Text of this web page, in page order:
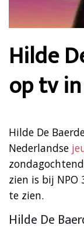
Hilde
op tv
Hilde De
Nederlandse
zien is bij NPO
te zien.
Hilde De